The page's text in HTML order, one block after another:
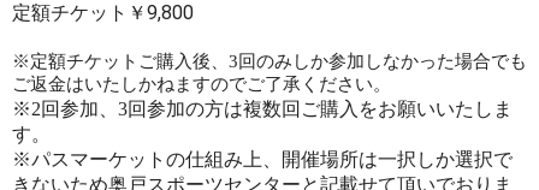
定額チケット￥9,800
※定額チケットご購入後、3回のみしか参加しなかった場合でも
ご返金はいたしかねますのでご了承ください。
※2回参加、3回参加の方は複数回ご購入をお願いいたしま
す。
※パスマーケットの仕組み上、開催場所は一択しか選択で
きないため奥戸スポーツセンターと記載せて頂いでおりま